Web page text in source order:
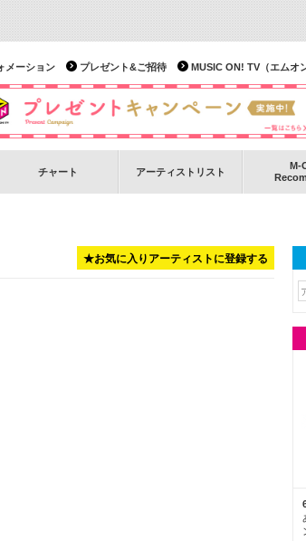
MUSIC ON! TV（エムオ
プレゼント&ご招待
メーション
チャート アーティストリスト
M-
★お気に入りアーティストに登録する